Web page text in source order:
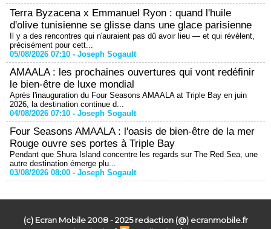
Terra Byzacena x Emmanuel Ryon : quand l'huile
d'olive tunisienne se glisse dans une glace parisienne
Il y a des rencontres qui n'auraient pas dû avoir lieu — et qui révèlent,
précisément pour cett...
05/08/2026 07:10 - Joseph Sogault
AMAALA : les prochaines ouvertures qui vont redéfinir
le bien-être de luxe mondial
Après l'inauguration du Four Seasons AMAALA at Triple Bay en juin
2026, la destination continue d...
04/08/2026 07:10 - Joseph Sogault
Four Seasons AMAALA : l'oasis de bien-être de la mer
Rouge ouvre ses portes à Triple Bay
Pendant que Shura Island concentre les regards sur The Red Sea, une
autre destination émerge plu...
03/08/2026 08:00 - Joseph Sogault
(c) Ecran Mobile 2008 - 2025 redaction (@) ecranmobile.fr